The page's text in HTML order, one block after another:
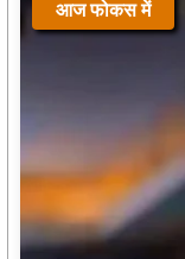
आज फोकस में
आज फोकस में